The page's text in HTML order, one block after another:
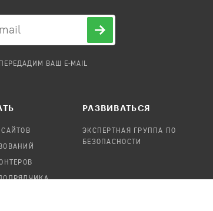
ВАШ E-MAIL
САЙТОВ
РАЗВИВАТЬСЯ
ЭКСПЕРТНАЯ ГРУППА ПО
БЕЗОПАСНОСТИ